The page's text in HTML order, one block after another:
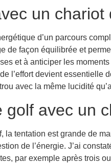
un chariot
d’un parcours
façon équilibrée et
et à anticiper les
l’effort devient essentielle
avec la même lucidité
golf avec un
la tentation est grande de
de l’énergie. J’ai
par exemple après trois